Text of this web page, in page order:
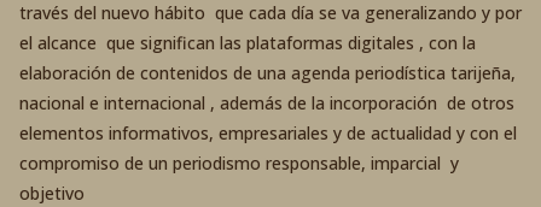
través del nuevo hábito que cada día se va generalizando y por
el alcance que significan las plataformas digitales , con la
elaboración de contenidos de una agenda periodística tarijeña,
nacional e internacional , además de la incorporación de otros
elementos informativos, empresariales y de actualidad y con el
compromiso de un periodismo responsable, imparcial y
objetivo